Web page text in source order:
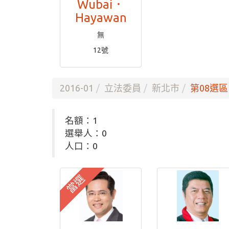
Wubai．
Hayawan
無
12號
2016-01 立法委員 新北市 第08選
名額：1
選舉人：0
人口：0
當選